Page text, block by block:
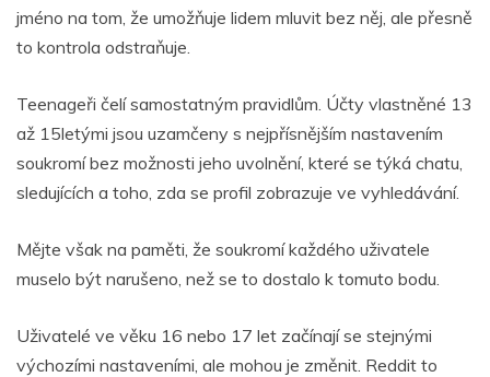
jméno na tom, že umožňuje lidem mluvit bez něj, ale přesně
to kontrola odstraňuje.
Teenageři čelí samostatným pravidlům. Účty vlastněné 13
až 15letými jsou uzamčeny s nejpřísnějším nastavením
soukromí bez možnosti jeho uvolnění, které se týká chatu,
sledujících a toho, zda se profil zobrazuje ve vyhledávání.
Mějte však na paměti, že soukromí každého uživatele
muselo být narušeno, než se to dostalo k tomuto bodu.
Uživatelé ve věku 16 nebo 17 let začínají se stejnými
výchozími nastaveními, ale mohou je změnit. Reddit to